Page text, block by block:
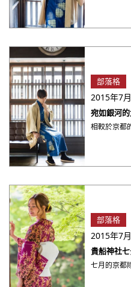
部落格
2015年7
宛如銀河
部落格
2015年7
貴船神社